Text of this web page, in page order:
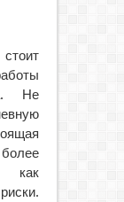
Не
как